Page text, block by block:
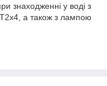
знаходженні у воді з
а також з лампою